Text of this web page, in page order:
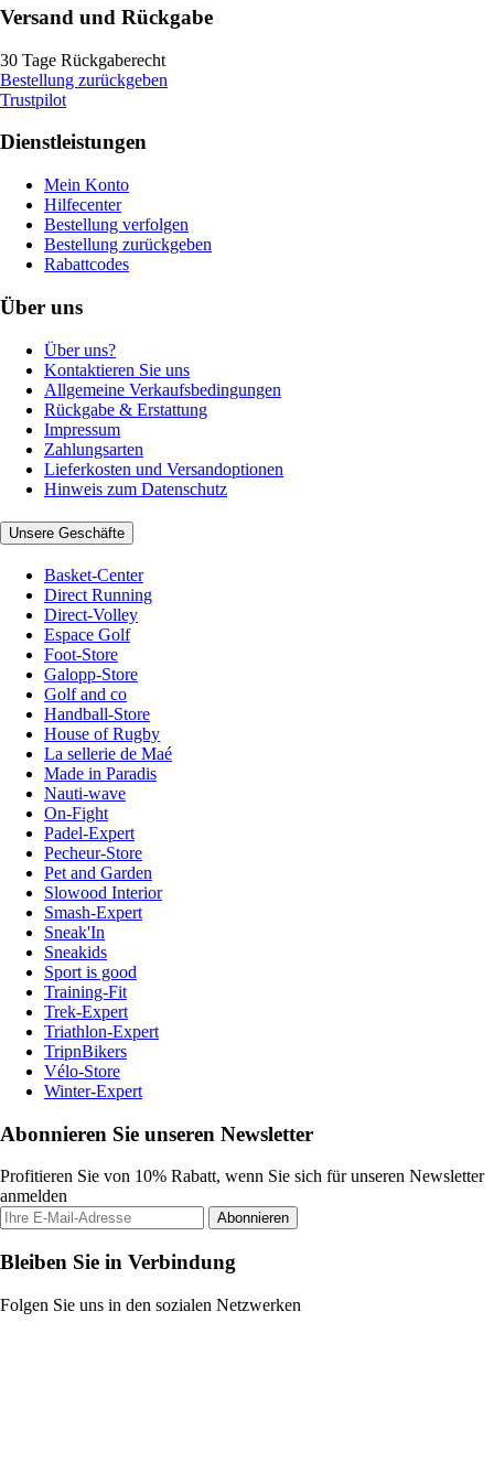
Versand und Rückgabe
30 Tage Rückgaberecht
Bestellung zurückgeben
Trustpilot
Dienstleistungen
Mein Konto
Hilfecenter
Bestellung verfolgen
Bestellung zurückgeben
Rabattcodes
Über uns
Über uns?
Kontaktieren Sie uns
Allgemeine Verkaufsbedingungen
Rückgabe & Erstattung
Impressum
Zahlungsarten
Lieferkosten und Versandoptionen
Hinweis zum Datenschutz
Unsere Geschäfte
Basket-Center
Direct Running
Direct-Volley
Espace Golf
Foot-Store
Galopp-Store
Golf and co
Handball-Store
House of Rugby
La sellerie de Maé
Made in Paradis
Nauti-wave
On-Fight
Padel-Expert
Pecheur-Store
Pet and Garden
Slowood Interior
Smash-Expert
Sneak'In
Sneakids
Sport is good
Training-Fit
Trek-Expert
Triathlon-Expert
TripnBikers
Vélo-Store
Winter-Expert
Abonnieren Sie unseren Newsletter
Profitieren Sie von 10% Rabatt, wenn Sie sich für unseren Newsletter
anmelden
Abonnieren
Bleiben Sie in Verbindung
Folgen Sie uns in den sozialen Netzwerken